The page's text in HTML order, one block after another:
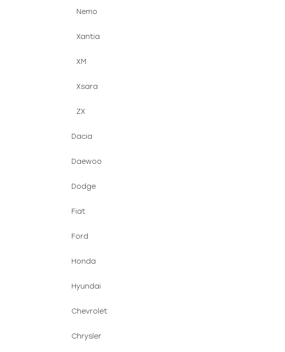
Nemo
Xantia
XM
Xsara
ZX
Dacia
Daewoo
Dodge
Fiat
Ford
Honda
Hyundai
Chevrolet
Chrysler